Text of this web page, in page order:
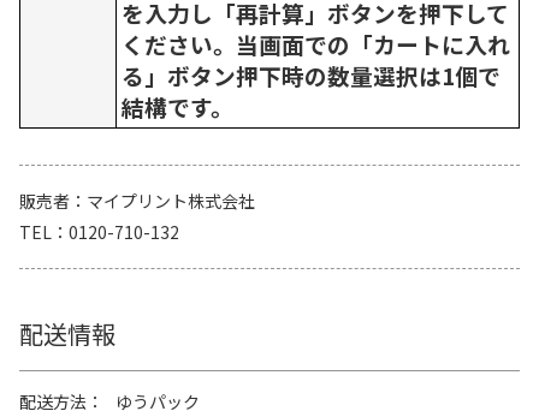
を入力し「再計算」ボタンを押下して
ください。当画面での「カートに入れ
る」ボタン押下時の数量選択は1個で
結構です。
販売者
マイプリント株式会社
TEL
0120-710-132
配送情報
配送方法
ゆうパック